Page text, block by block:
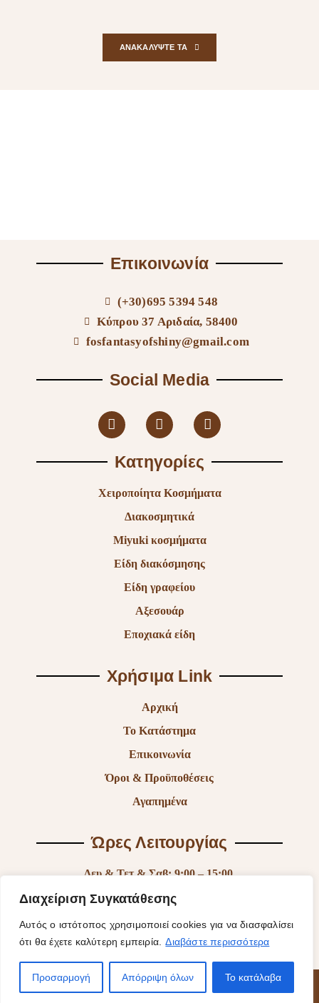
Διαχείριση Συγκατάθεσης
Αυτός ο ιστότοπος χρησιμοποιεί cookies για να διασφαλίσει
ότι θα έχετε καλύτερη εμπειρία. Διαβάστε περισσότερα
Προσαρμογή Απόρριψη όλων Το κατάλαβα
ΑΝΑΚΑΛΥΨΤΕ ΤΑ
Επικοινωνία
(+30)695 5394 548
Κύπρου 37 Αριδαία, 58400
fosfantasyofshiny@gmail.com
Social Media
Κατηγορίες
Χειροποίητα Κοσμήματα
Διακοσμητικά
Miyuki κοσμήματα
Είδη διακόσμησης
Είδη γραφείου
Αξεσουάρ
Εποχιακά είδη
Χρήσιμα Link
Αρχική
Το Κατάστημα
Επικοινωνία
Όροι & Προϋποθέσεις
Αγαπημένα
Ώρες Λειτουργίας
Δευ & Τετ & Σαβ: 9:00 – 15:00
Τρι & Παρ: 9:00 – 14:30 & 17:30-21:00
Πεμ: 9:00-18:00
Κυρ: Κλειστά